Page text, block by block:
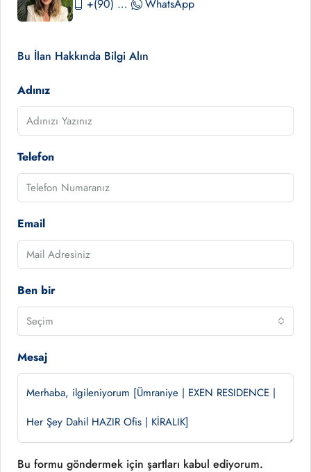
+(90) 530 390 02 84 WhatsApp
Bu İlan Hakkında Bilgi Alın
Adınız
Telefon
Email
Ben bir
Seçim
Mesaj
Bu formu göndermek için şartları kabul ediyorum.